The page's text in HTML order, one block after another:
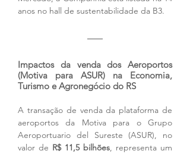
anos no hall de sustentabilidade da B3.
Impactos da venda dos Aeroportos
(Motiva para ASUR) na Economia,
Turismo e Agronegócio do RS
A transação de venda da plataforma de
aeroportos da Motiva para o Grupo
Aeroportuario del Sureste (ASUR), no
valor de R$ 11,5 bilhões, representa um